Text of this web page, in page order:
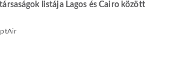
listája Lagos és Cairo között